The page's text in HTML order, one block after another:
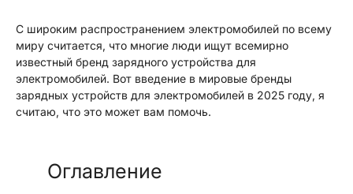
С широким распространением электромобилей по всему
миру считается, что многие люди ищут всемирно
известный бренд зарядного устройства для
электромобилей. Вот введение в мировые бренды
зарядных устройств для электромобилей в 2025 году, я
считаю, что это может вам помочь.
Оглавление